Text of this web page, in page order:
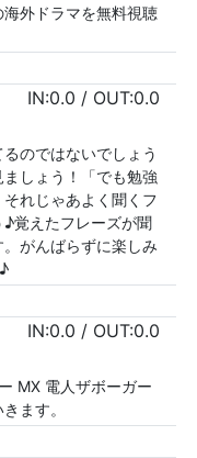
外ドラマを無料視聴
IN:0.0 / OUT:0.0
のではないでしょう
しょう！「でも勉強
れじゃあよく聞くフ
覚えたフレーズが聞
がんばらずに楽しみ
IN:0.0 / OUT:0.0
MX 電人ザボーガー
ます。